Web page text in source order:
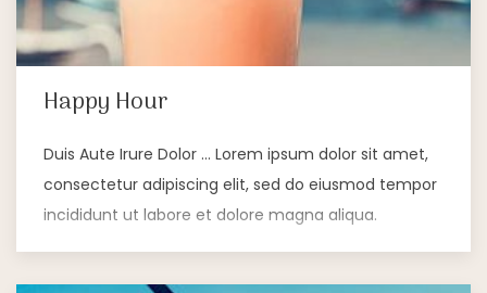
Happy Hour
Duis Aute Irure Dolor … Lorem ipsum dolor sit amet,
consectetur adipiscing elit, sed do eiusmod tempor
incididunt ut labore et dolore magna aliqua.